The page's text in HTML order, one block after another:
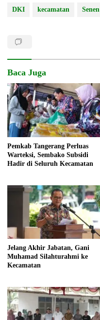
DKI kecamatan Senen
Baca Juga
Pemkab Tangerang Perluas
Warteksi, Sembako Subsidi
Hadir di Seluruh Kecamatan
Jelang Akhir Jabatan, Gani
Muhamad Silahturahmi ke
Kecamatan